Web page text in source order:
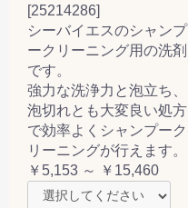
[25214286]
シーバイエスのシャンプ
ークリーニング用の洗剤
です。
強力な洗浄力と泡立ち、
泡切れとも大変良い処方
で効率よくシャンプーク
リーニングが行えます。
￥5,153 ～ ￥15,460